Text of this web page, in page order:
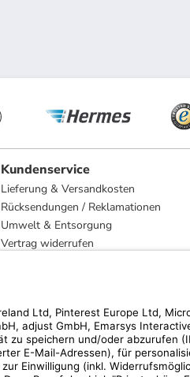
Kundenservice
Lieferung & Versandkosten
Rücksendungen / Reklamationen
Umwelt & Entsorgung
Vertrag widerrufen